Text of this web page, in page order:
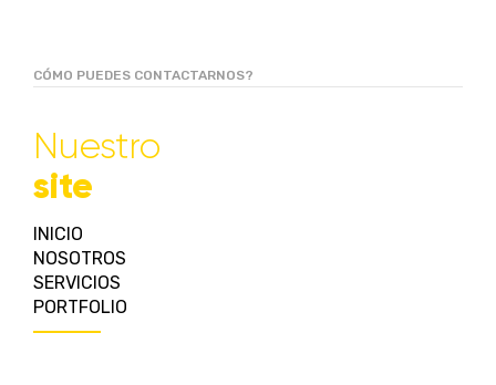
CÓMO PUEDES CONTACTARNOS?
Nuestro
site
INICIO
NOSOTROS
SERVICIOS
PORTFOLIO